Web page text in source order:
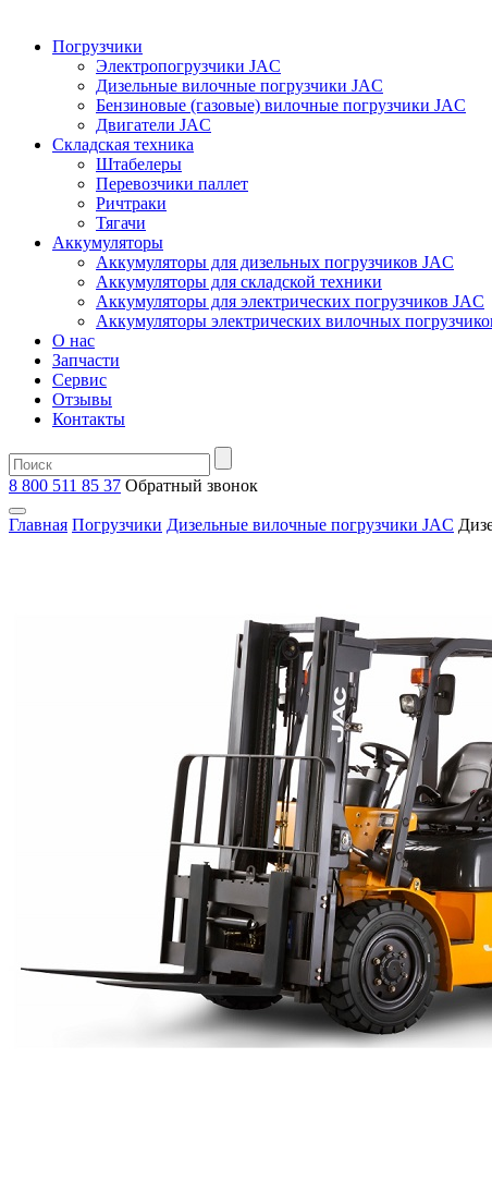
Погрузчики
Электропогрузчики JAC
Дизельные вилочные погрузчики JAC
Бензиновые (газовые) вилочные погрузчики JAC
Двигатели JAC
Складская техника
Штабелеры
Перевозчики паллет
Ричтраки
Тягачи
Аккумуляторы
Аккумуляторы для дизельных погрузчиков JAC
Аккумуляторы для складской техники
Аккумуляторы для электрических погрузчиков JAC
Аккумуляторы электрических вилочных
О нас
Запчасти
Сервис
Отзывы
Контакты
8 800 511 85 37 Oбратный звонок
Главная Погрузчики Дизельные вилочные погрузчики JAC